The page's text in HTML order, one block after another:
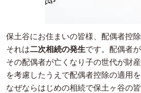
保土谷にお住まいの皆様、配偶者控
それは二次相続の発生です。配偶者
その配偶者が亡くなり子の世代が財
を考慮したうえで配偶者控除の適用
なぜならはじめの相続で保土ヶ谷の